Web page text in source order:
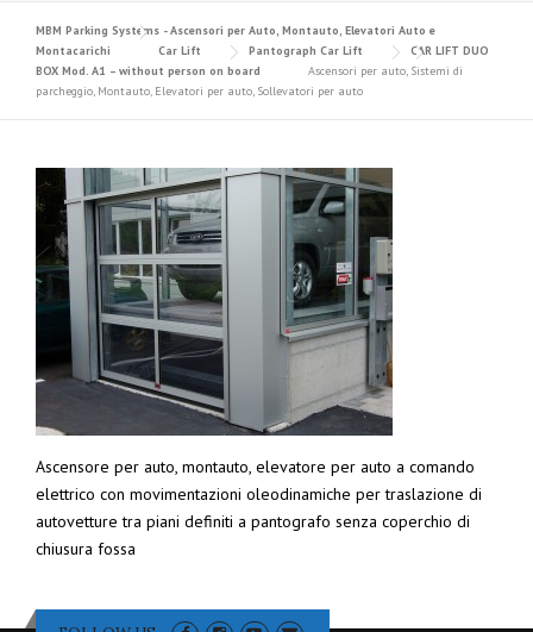
MBM Parking Systems - Ascensori per Auto, Montauto, Elevatori Auto e
Montacarichi
Car Lift Pantograph Car Lift
CAR LIFT DUO
BOX Mod. A1 – without person on board
Ascensori per auto, Sistemi di
parcheggio, Montauto, Elevatori per auto, Sollevatori per auto
Ascensore per auto, montauto, elevatore per auto a comando
elettrico con movimentazioni oleodinamiche per traslazione di
autovetture tra piani definiti a pantografo senza coperchio di
chiusura fossa